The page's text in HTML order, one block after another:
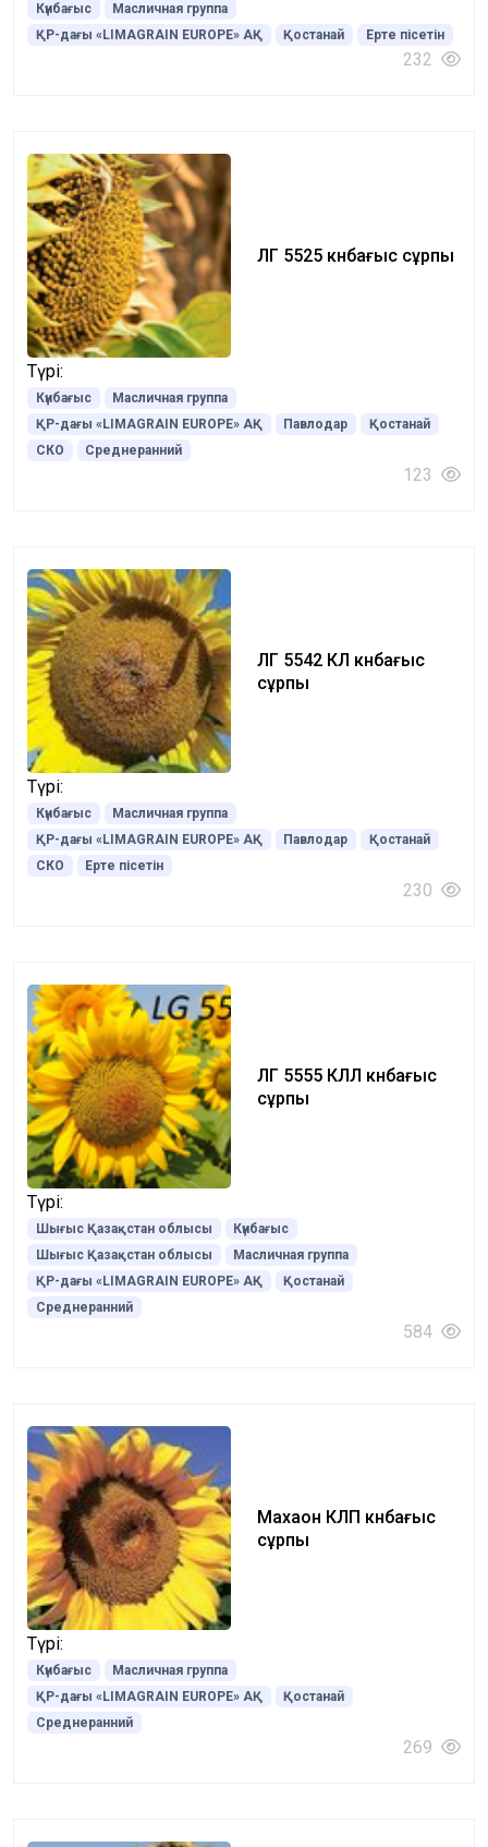
Күнбағыс
Масличная группа
ҚР-дағы «LIMAGRAIN EUROPE» АҚ
Қостанай Ерте пісетін
232
ЛГ 5525 күнбағыс сұрпы
Түрі:
Күнбағыс
Масличная группа
ҚР-дағы «LIMAGRAIN EUROPE» АҚ
Павлодар
Қостанай
СКО
Среднеранний
123
ЛГ 5542 КЛ күнбағыс
сұрпы
Түрі:
Күнбағыс
Масличная группа
ҚР-дағы «LIMAGRAIN EUROPE» АҚ
Павлодар
Қостанай
СКО
Ерте пісетін
230
ЛГ 5555 КЛЛ күнбағыс
сұрпы
Түрі:
Шығыс Қазақстан облысы
Күнбағыс
Шығыс Қазақстан облысы
Масличная группа
ҚР-дағы «LIMAGRAIN EUROPE» АҚ
Қостанай
Среднеранний
584
Махаон КЛП күнбағыс
сұрпы
Түрі:
Күнбағыс
Масличная группа
ҚР-дағы «LIMAGRAIN EUROPE» АҚ
Қостанай
Среднеранний
269